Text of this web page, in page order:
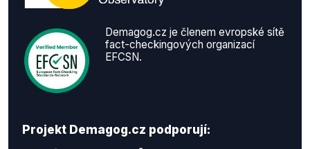
Demagog.cz je členem evropské sítě
fact-checkingových organizací
EFCSN.
Projekt Demagog.cz podporují: